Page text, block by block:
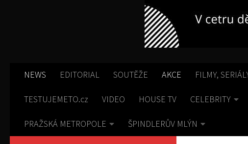
NEWS EDITORIAL SOUTĚŽE AKCE FILMY,
TESTUJEMETO.cz VIDEO HOUSE TV CELEBRITY
PRAŽSKÁ METROPOLE ŠPINDLERŮV MLÝN